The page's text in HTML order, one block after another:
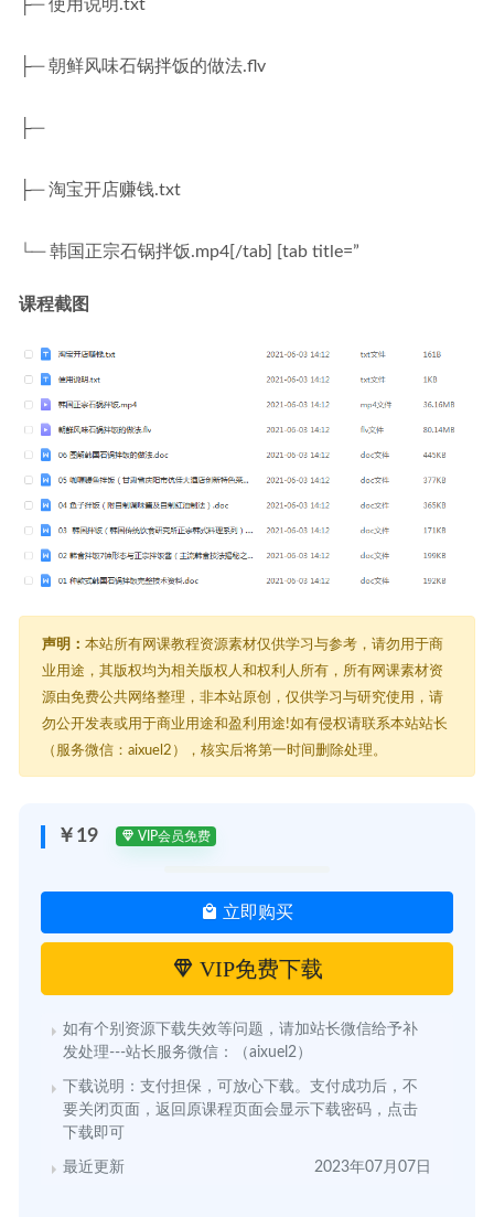
├─ 使用说明.txt
├─ 朝鲜风味石锅拌饭的做法.flv
├─
├─ 淘宝开店赚钱.txt
└─ 韩国正宗石锅拌饭.mp4[/tab] [tab title=”
课程截图
声明： 本站所有网课教程资源素材仅供学习与参考，请勿用于商
业用途，其版权均为相关版权人和权利人所有，所有网课素材资
源由免费公共网络整理，非本站原创，仅供学习与研究使用，请
勿公开发表或用于商业用途和盈利用途!如有侵权请联系本站站长
（服务微信：aixuel2），核实后将第一时间删除处理。
￥19 VIP会员免费
立即购买
VIP免费下载
如有个别资源下载失效等问题，请加站长微信给予补
发处理---站长服务微信：（aixuel2）
下载说明：支付担保，可放心下载。支付成功后，不
要关闭页面，返回原课程页面会显示下载密码，点击
下载即可
最近更新 2023年07月07日